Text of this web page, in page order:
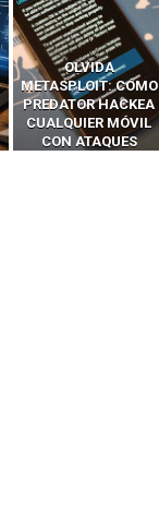
OLVIDA
METASPLOIT: CÓMO
PREDATOR HACKEA
CUALQUIER MÓVIL
CON ATAQUES